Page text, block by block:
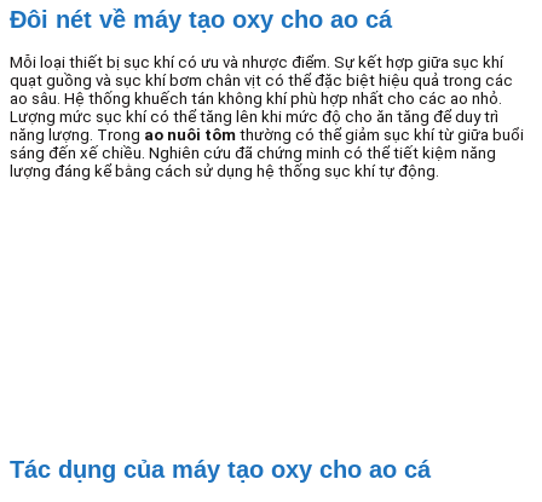
Đôi nét về máy tạo oxy cho ao cá
Mỗi loại thiết bị sục khí có ưu và nhược điểm. Sự kết hợp giữa sục khí
quạt guồng và sục khí bơm chân vịt có thể đặc biệt hiệu quả trong các
ao sâu. Hệ thống khuếch tán không khí phù hợp nhất cho các ao nhỏ.
Lượng mức sục khí có thể tăng lên khi mức độ cho ăn tăng để duy trì
năng lượng. Trong ao nuôi tôm thường có thể giảm sục khí từ giữa buổi
sáng đến xế chiều. Nghiên cứu đã chứng minh có thể tiết kiệm năng
lượng đáng kể bằng cách sử dụng hệ thống sục khí tự động.
Tác dụng của máy tạo oxy cho ao cá